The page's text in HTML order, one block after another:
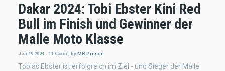
Dakar 2024: Tobi Ebster Kini Red
Bull im Finish und Gewinner der
Malle Moto Klasse
Jan 19 2024 - 11:05am byMR Presse
Tobias Ebster ist erfolgreich im Ziel - und Sieger der Malle